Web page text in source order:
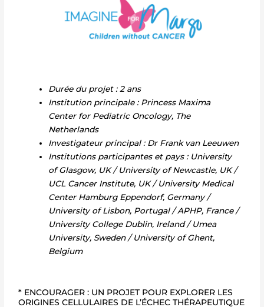
Durée du projet : 2 ans
Institution principale : Princess Maxima
Center for Pediatric Oncology, The
Netherlands
Investigateur principal : Dr Frank van Leeuwen
Institutions participantes et pays : University
of Glasgow, UK / University of Newcastle, UK /
UCL Cancer Institute, UK / University Medical
Center Hamburg Eppendorf, Germany /
University of Lisbon, Portugal / APHP, France /
University College Dublin, Ireland / Umea
University, Sweden / University of Ghent,
Belgium
* ENCOURAGER : UN PROJET POUR EXPLORER LES
ORIGINES CELLULAIRES DE L’ÉCHEC THÉRAPEUTIQUE